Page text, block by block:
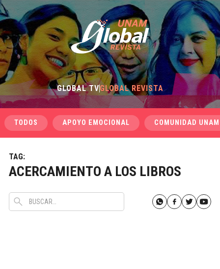
GLOBAL TVGLOBAL REVISTA
TODOS APOYO EMOCIONAL COMUNIDAD UNAM
TAG:
ACERCAMIENTO A LOS LIBROS